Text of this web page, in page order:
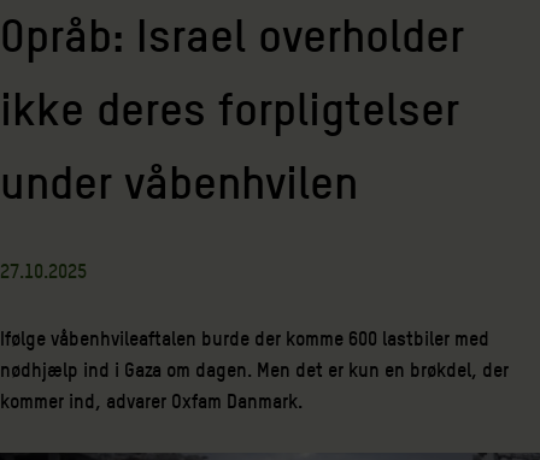
Opråb: Israel overholder
ikke deres forpligtelser
under våbenhvilen
27.10.2025
Ifølge våbenhvileaftalen burde der komme 600 lastbiler med
nødhjælp ind i Gaza om dagen. Men det er kun en brøkdel, der
kommer ind, advarer Oxfam Danmark.